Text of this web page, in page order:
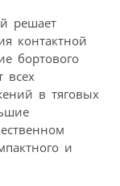
решает
контактной
бортового
всех
в тяговых
и